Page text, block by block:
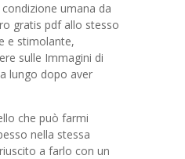
condizione umana da
gratis pdf allo stesso
e stimolante,
sulle Immagini di
lungo dopo aver
che può farmi
nella stessa
a farlo con un